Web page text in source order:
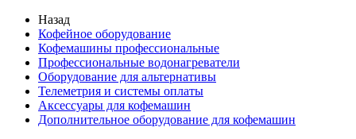
Назад
Кофейное оборудование
Кофемашины профессиональные
Профессиональные водонагреватели
Оборудование для альтернативы
Телеметрия и системы оплаты
Аксессуары для кофемашин
Дополнительное оборудование для кофемашин